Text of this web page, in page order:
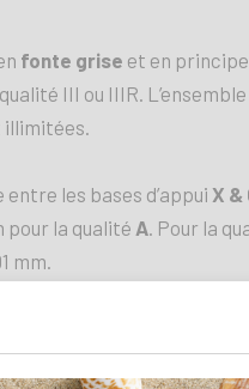
fonte grise et en
III ou IIIR.
les bases d’appui X &
pour la qualité A. Pour la
mm.